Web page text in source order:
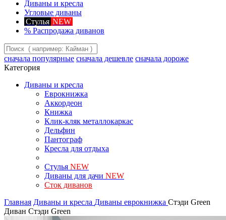
Диваны и кресла
Угловые диваны
Стулья NEW
% Распродажа диванов
сначала популярные сначала дешевле сначала дороже
Категория
Диваны и кресла
Еврокнижка
Аккордеон
Книжка
Клик-кляк металлокаркас
Дельфин
Пантограф
Кресла для отдыха
Стулья NEW
Диваны для дачи NEW
Сток диванов
Главная Диваны и кресла Диваны еврокнижка Стэди Green
Диван Стэди Green